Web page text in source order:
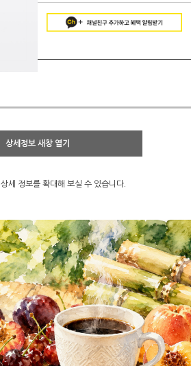
상세정보 새창 열기
상세 정보를 확대해 보실 수 있습니다.